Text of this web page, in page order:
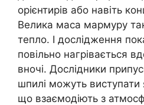
орієнтирів або навіть
Велика маса мармуру
тепло. І дослідження
повільно нагрівається
вночі. Дослідники
шпилі можуть виступати
що взаємодіють з